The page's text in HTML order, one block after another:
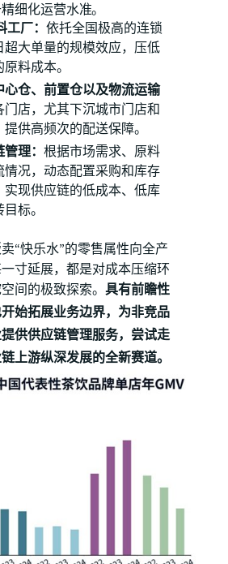
细化运营水准。
厂： 依托全国极高的连锁
超大单量的规模效应，压低
料成本。
心仓、前置仓以及物流运输
门店，尤其下沉城市门店和
供高频次的配送保障。
理： 根据市场需求、原料
情况，动态配置采购和库存
实现供应链的低成本、低库
标。
“快乐水”的零售属性向全产
寸延展，都是对成本压缩环
间的极致探索。 具有前瞻性
始拓展业务边界，为非竞品
供供应链管理服务，尝试走
上游纵深发展的全新赛道。